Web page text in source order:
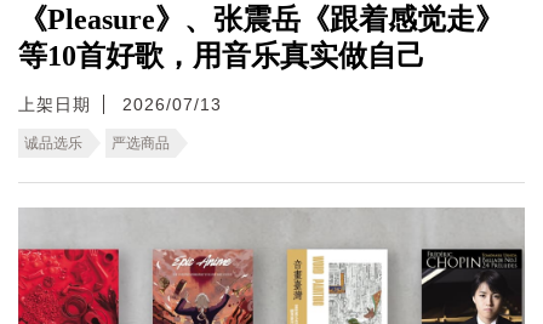
《Pleasure》、张震岳《跟着感觉走》
等10首好歌，用音乐真实做自己
上架日期 2026/07/13
诚品选乐 严选商品